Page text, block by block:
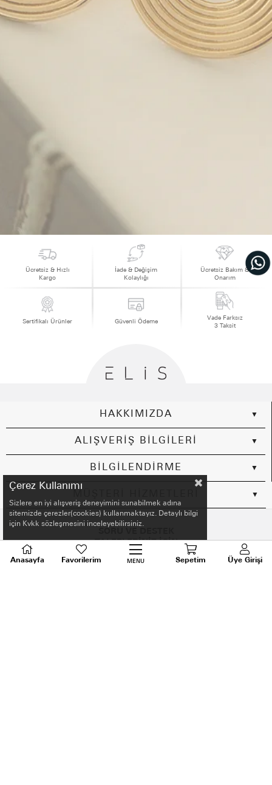
Ücretsiz & Hızlı
Kargo
İade & Değişim
Kolaylığı
Ücretsiz Bakım &
Onarım
Sertifikalı Ürünler Güvenli Ödeme
Vade Farksız
3 Taksit
HAKKIMIZDA
ALIŞVERİŞ BİLGİLERİ
BİLGİLENDİRME
TALEPLERİNİZ İÇİN
BİZİ ARAYIN
Çerez Kullanımı
Sizlere en iyi alışveriş deneyimini sunabilmek adına
sitemizde çerezler(cookies) kullanmaktayız. Detaylı bilgi
için Kvkk sözleşmesini inceleyebilirsiniz.
Anasayfa Favorilerim MENU Sepetim Üye Girişi